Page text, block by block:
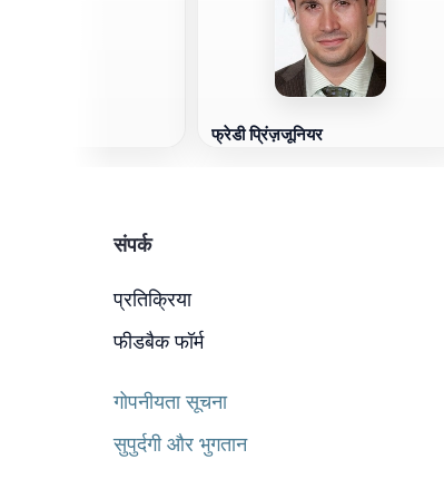
फ्रेडी प्रिंज़जूनियर
संपर्क
प्रतिक्रिया
फीडबैक फॉर्म
गोपनीयता सूचना
सुपुर्दगी और भुगतान